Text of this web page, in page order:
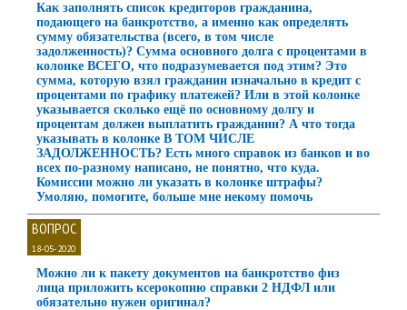
Как заполнять список кредиторов гражданина,
подающего на банкротство, а именно как определять
сумму обязательства (всего, в том числе
задолженность)? Сумма основного долга с процентами в
колонке ВСЕГО, что подразумевается под этим? Это
сумма, которую взял гражданин изначально в кредит с
процентами по графику платежей? Или в этой колонке
указывается сколько ещё по основному долгу и
процентам должен выплатить гражданин? А что тогда
указывать в колонке В ТОМ ЧИСЛЕ
ЗАДОЛЖЕННОСТЬ? Есть много справок из банков и во
всех по-разному написано, не понятно, что куда.
Комиссии можно ли указать в колонке штрафы?
Умоляю, помогите, больше мне некому помочь
ВОПРОС
18-05-2020
Можно ли к пакету документов на банкротство физ
лица приложить ксерокопию справки 2 НДФЛ или
обязательно нужен оригинал?